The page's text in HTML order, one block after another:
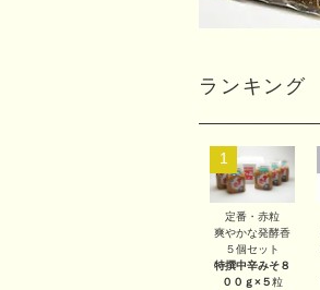
ランキング
1
定番・赤粒
爽やかな発酵香
５個セット
特撰中辛みそ８
００ｇ×５粒